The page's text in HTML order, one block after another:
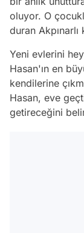
oluyor. O
duran
Yeni evlerini
Hasan'ın en
kendilerine
Hasan, eve
getireceğini